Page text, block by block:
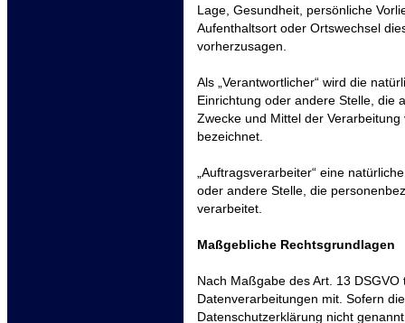
Lage, Gesundheit, persönliche
Aufenthaltsort oder Ortswechsel
vorherzusagen.
Als „Verantwortlicher“ wird die
Einrichtung oder andere Stelle, die
Zwecke und Mittel der
bezeichnet.
„Auftragsverarbeiter“ eine
oder andere Stelle, die
verarbeitet.
Maßgebliche Rechtsgrundlagen
Nach Maßgabe des Art. 13
Datenverarbeitungen mit. Sofern
Datenschutzerklärung nicht